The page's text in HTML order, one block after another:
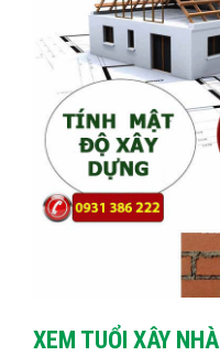
XEM TUỔI XÂY NHÀ